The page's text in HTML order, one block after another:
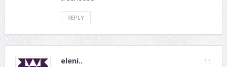
REPLY
11
eleni..